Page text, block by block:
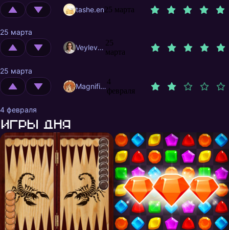
tashe.en25 марта
25 марта
Veylevas
25
марта
25 марта
MagnificentMrFox
4
февраля
4 февраля
Игры дня